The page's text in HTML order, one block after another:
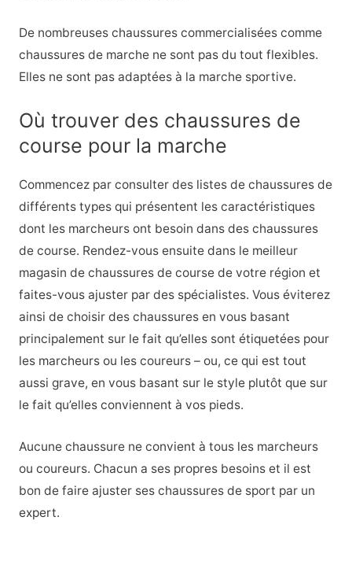
De nombreuses chaussures commercialisées comme
chaussures de marche ne sont pas du tout flexibles.
Elles ne sont pas adaptées à la marche sportive.
Où trouver des chaussures de
course pour la marche
Commencez par consulter des listes de chaussures de
différents types qui présentent les caractéristiques
dont les marcheurs ont besoin dans des chaussures
de course. Rendez-vous ensuite dans le meilleur
magasin de chaussures de course de votre région et
faites-vous ajuster par des spécialistes. Vous éviterez
ainsi de choisir des chaussures en vous basant
principalement sur le fait qu’elles sont étiquetées pour
les marcheurs ou les coureurs – ou, ce qui est tout
aussi grave, en vous basant sur le style plutôt que sur
le fait qu’elles conviennent à vos pieds.
Aucune chaussure ne convient à tous les marcheurs
ou coureurs. Chacun a ses propres besoins et il est
bon de faire ajuster ses chaussures de sport par un
expert.